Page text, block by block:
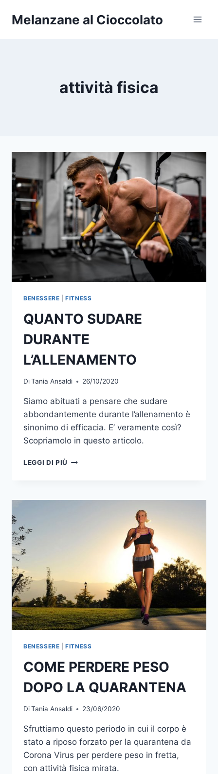
Melanzane al Cioccolato
attività fisica
BENESSERE |FITNESS
QUANTO SUDARE
DURANTE
L’ALLENAMENTO
DiTania Ansaldi 26/10/2020
Siamo abituati a pensare che sudare
abbondantemente durante l’allenamento è
sinonimo di efficacia. E’ veramente così?
Scopriamolo in questo articolo.
LEGGI DI PIÙ QUANTO
BENESSERE |FITNESS
COME PERDERE PESO
DOPO LA QUARANTENA
DiTania Ansaldi 23/06/2020
Sfruttiamo questo periodo in cui il corpo è
stato a riposo forzato per la quarantena da
Corona Virus per perdere peso in fretta,
con attività fisica mirata.